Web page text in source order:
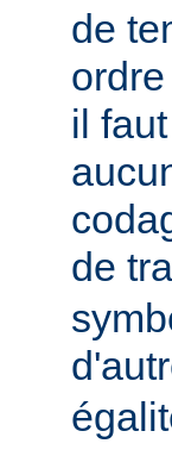
de
il
de